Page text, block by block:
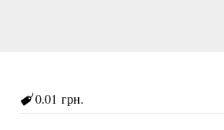
0.01 грн.